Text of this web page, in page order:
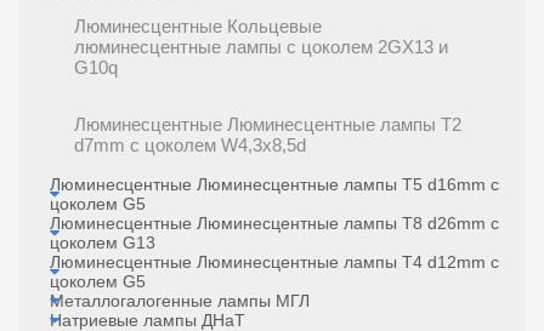
Люминесцентные Кольцевые
люминесцентные лампы с цоколем 2GX13 и
G10q
Люминесцентные Люминесцентные лампы T2
d7mm с цоколем W4,3x8,5d
Люминесцентные Люминесцентные лампы T5 d16mm с
цоколем G5
Люминесцентные Люминесцентные лампы T8 d26mm с
цоколем G13
Люминесцентные Люминесцентные лампы Т4 d12mm с
цоколем G5
Металлогалогенные лампы МГЛ
Натриевые лампы ДНаТ